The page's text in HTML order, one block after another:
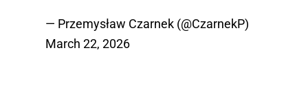
— Przemysław Czarnek (@CzarnekP)
March 22, 2026